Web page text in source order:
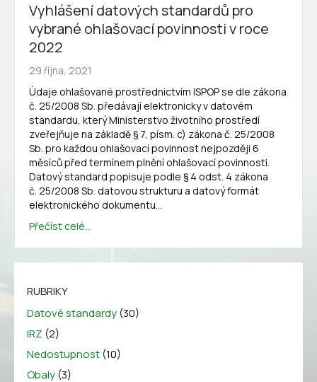
Vyhlášení datových standardů pro
vybrané ohlašovací povinnosti v roce
2022
29 října, 2021
Údaje ohlašované prostřednictvím ISPOP se dle zákona
č. 25/2008 Sb. předávají elektronicky v datovém
standardu, který Ministerstvo životního prostředí
zveřejňuje na základě § 7, písm. c) zákona č. 25/2008
Sb. pro každou ohlašovací povinnost nejpozději 6
měsíců před termínem plnění ohlašovací povinnosti.
Datový standard popisuje podle § 4 odst. 4 zákona
č. 25/2008 Sb. datovou strukturu a datový formát
elektronického dokumentu…
Přečíst celé...
RUBRIKY
Datové standardy (30)
IRZ (2)
Nedostupnost (10)
Obaly (3)